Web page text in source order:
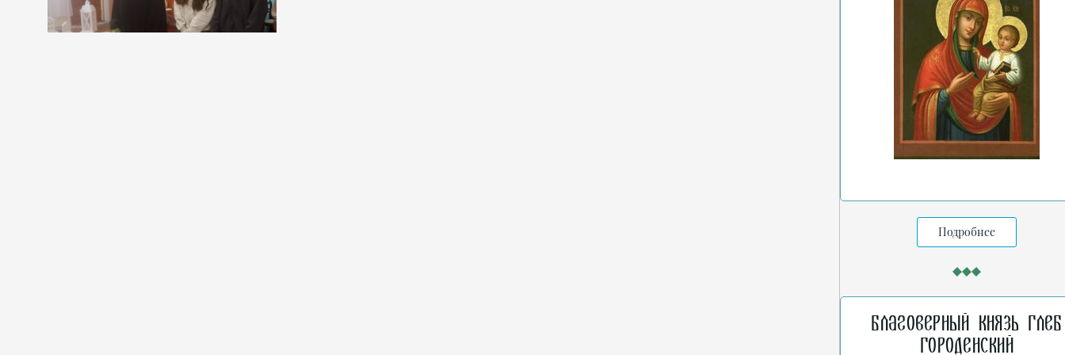
Подробнее
Благоверный князь Глеб
Городенский